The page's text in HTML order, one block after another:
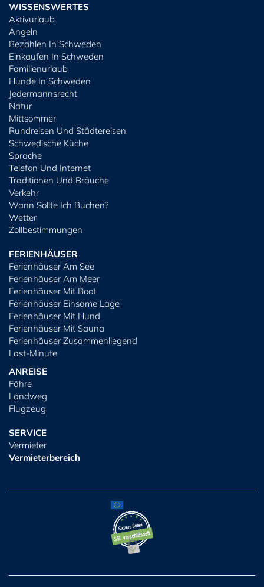
WISSENSWERTES
Aktivurlaub
Angeln
Bezahlen In Schweden
Einkaufen In Schweden
Familienurlaub
Hunde In Schweden
Jedermannsrecht
Natur
Mittsommer
Rundreisen Und Städtereisen
Schwedische Küche
Sprache
Telefon Und Internet
Traditionen Und Bräuche
Verkehr
Wann Sollte Ich Buchen?
Wetter
Zollbestimmungen
FERIENHÄUSER
Ferienhäuser Am See
Ferienhäuser Am Meer
Ferienhäuser Mit Boot
Ferienhäuser Einsame Lage
Ferienhäuser Mit Hund
Ferienhäuser Mit Sauna
Ferienhäuser Zusammenliegend
Last-Minute
ANREISE
Fähre
Landweg
Flugzeug
SERVICE
Vermieter
Vermieterbereich